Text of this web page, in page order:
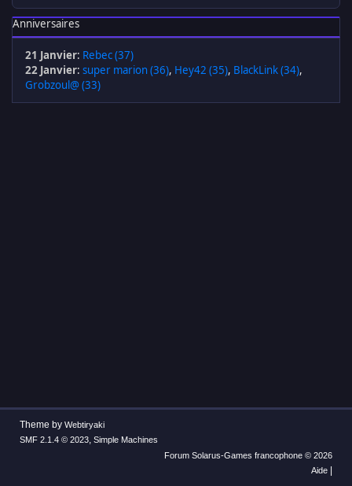
Anniversaires
21 Janvier: Rebec (37)
22 Janvier: super marion (36), Hey42 (35), BlackLink (34),
Grobzoul@ (33)
Theme by Webtiryaki
SMF 2.1.4 © 2023, Simple Machines
Forum Solarus-Games francophone © 2026
Aide